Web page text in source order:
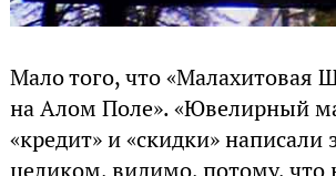
Мало того, что «Малахитовая
на Алом Поле». «Ювелирный
«кредит» и «скидки» написали